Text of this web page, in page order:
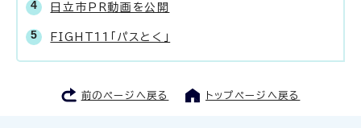
日立市PR動画を公開
FIGHT11「パスとく」
前のページへ戻る トップページへ戻る